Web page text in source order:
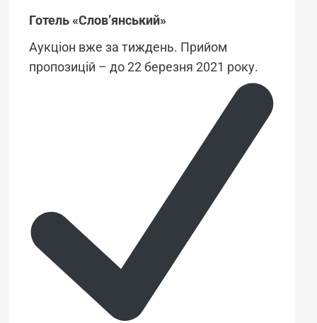
Готель «Слов’янський»
Аукціон вже за тиждень. Прийом
пропозицій – до 22 березня 2021 року.